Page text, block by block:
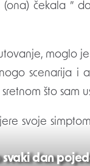
čekala ”
moglo
scenarija
što sam
svoje
svaki dan